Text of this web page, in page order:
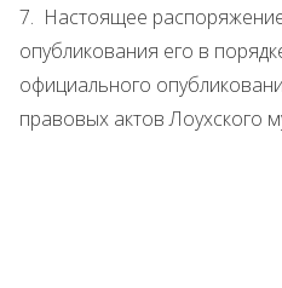
7. Настоящее распоряжение
опубликования его в
официального
правовых актов Лоухского